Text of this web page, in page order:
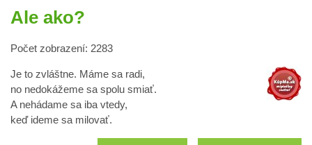
Ale ako?
Počet zobrazení: 2283
Je to zvláštne. Máme sa radi,
no nedokážeme sa spolu smiať.
A nehádame sa iba vtedy,
keď ideme sa milovať.